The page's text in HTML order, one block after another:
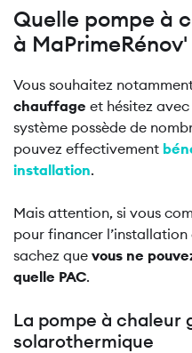
Quelle pompe à
à MaPrimeRénov'
Vous souhaitez
chauffage et hésitez avec
système possède de
pouvez effectivement
installation.
Mais attention, si vous
pour financer
sachez que vous ne
quelle PAC.
La pompe à chaleur
solarothermique